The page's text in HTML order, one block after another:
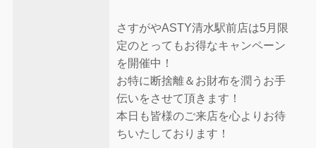
さすがやASTY清水駅前店は5月限
定のとってもお得なキャンペーン
を開催中！
お特に断捨離＆お財布を潤うお手
伝いをさせて頂きます！
本日も皆様のご来店を心よりお待
ちいたしております！